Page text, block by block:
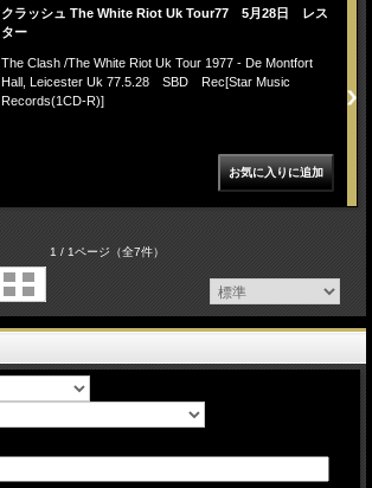
クラッシュ The White Riot Uk Tour77 5月28日 レス
ター
The Clash /The White Riot Uk Tour 1977 - De Montfort
Hall, Leicester Uk 77.5.28 SBD Rec[Star Music
Records(1CD-R)]
1 / 1ページ（全7件）